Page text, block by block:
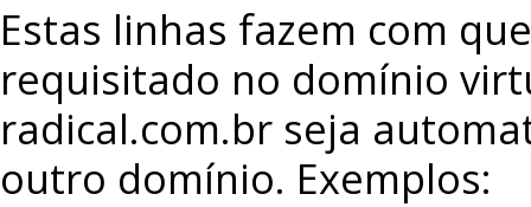
Estas linhas fazem com
requisitado no domínio
radical.com.br seja
outro domínio. Exemplos: